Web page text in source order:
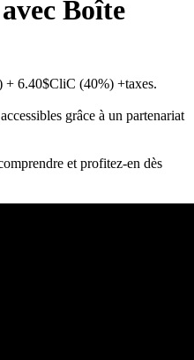
Boîte
+ 6.40$CliC (40%) +taxes.
grâce à un partenariat
et profitez-en dès